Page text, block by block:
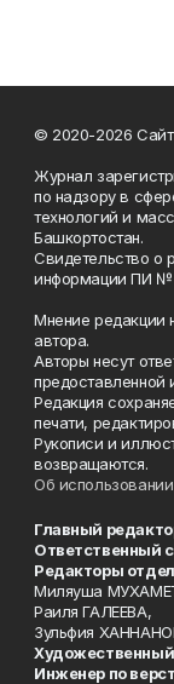
© 2020-2026
Журнал
по надзору в
технологий и
Башкортостан.
Свидетельство о
информации ПИ №
Мнение редакции
автора.
Авторы несут
предоставленной
Редакция
печати,
Рукописи и
возвращаются.
Об
Главный
Ответственный
Редакторы
Миляуша
Раиля ГАЛЕЕВА,
Зульфия
Художественный
Инженер по